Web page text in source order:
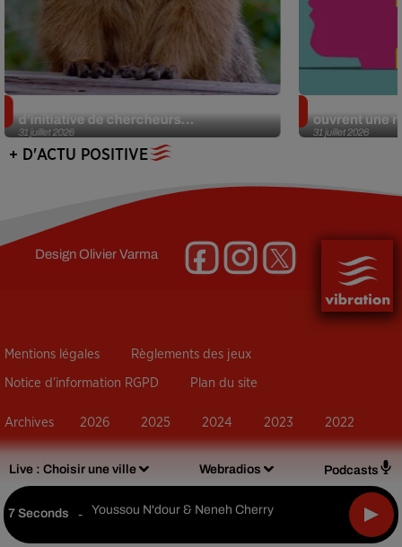
Live : Choisir une ville Webradios Podcasts
7 Seconds - Youssou N'dour & Neneh Cherry
31 juillet 2026
d’initiative de chercheurs...
31 juillet 2026
ouvrent une
+ D'ACTU POSITIVE
DesignOlivier Varma
Mentions légales Règlements des jeux
Notice d’information RGPD Plan du site
Archives 2026 2025 2024 2023 2022